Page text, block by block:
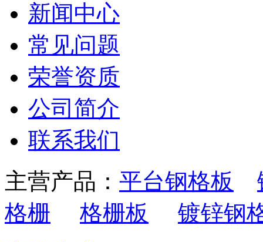
新闻中心
常见问题
荣誉资质
公司简介
联系我们
主营产品： 平台钢格板
格栅
格栅板 镀锌钢